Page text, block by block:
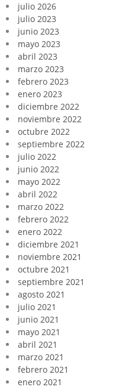
julio 2026
julio 2023
junio 2023
mayo 2023
abril 2023
marzo 2023
febrero 2023
enero 2023
diciembre 2022
noviembre 2022
octubre 2022
septiembre 2022
julio 2022
junio 2022
mayo 2022
abril 2022
marzo 2022
febrero 2022
enero 2022
diciembre 2021
noviembre 2021
octubre 2021
septiembre 2021
agosto 2021
julio 2021
junio 2021
mayo 2021
abril 2021
marzo 2021
febrero 2021
enero 2021